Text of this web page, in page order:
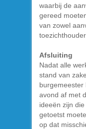
waarbij de
gereed
van zowel
toezichthouder.
Afsluiting
Nadat alle
stand van
burgemeester
avond af met
ideeën zijn
getoetst
op dat